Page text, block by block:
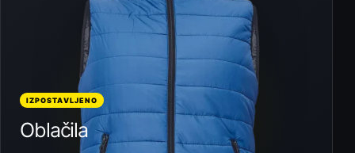
IZPOSTAVLJENO
Oblačila